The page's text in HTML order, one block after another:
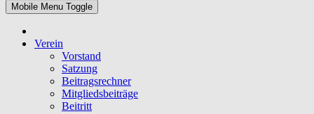
Mobile Menu Toggle
Verein
Vorstand
Satzung
Beitragsrechner
Mitgliedsbeiträge
Beitritt